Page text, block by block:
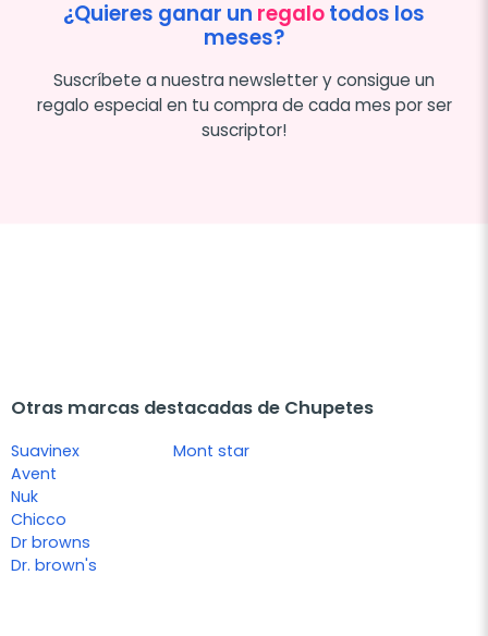
¿Quieres ganar un regalotodos los
meses?
Suscríbete a nuestra newsletter y consigue un
regalo especial en tu compra de cada mes por ser
suscriptor!
Otras marcas destacadas de Chupetes
Suavinex
Avent
Nuk
Chicco
Dr browns
Dr. brown's
Mont star